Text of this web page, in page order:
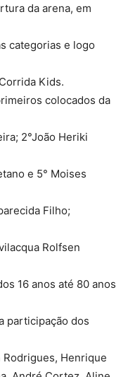
da arena, em
categorias e logo
Kids.
colocados da
2°João Heriki
e 5° Moises
Filho;
Rolfsen
16 anos até 80 anos
participação dos
Henrique